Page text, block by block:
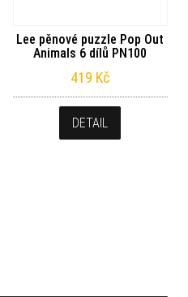
Lee pěnové puzzle Pop Out
Animals 6 dílů PN100
419 Kč
DETAIL